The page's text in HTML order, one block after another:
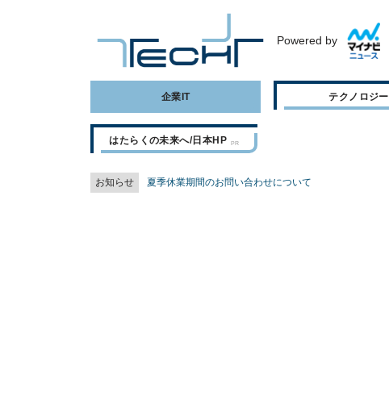
Powered by
企業IT テクノロジー
はたらくの未来へ/日本HP
お知らせ 夏季休業期間のお問い合わせについて